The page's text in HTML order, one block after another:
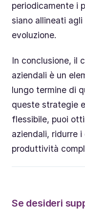
periodicamente i
siano allineati
evoluzione.
In conclusione, il
aziendali è un
lungo termine di
queste strategie
flessibile, puoi
aziendali, ridurre
produttività
Se desideri